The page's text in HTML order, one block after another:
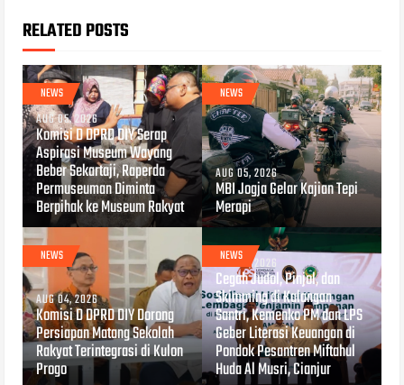
RELATED POSTS
NEWS
AUG 05, 2026
Komisi D DPRD DIY Serap
Aspirasi Museum Wayang
Beber Sekartaji, Raperda
Permuseuman Diminta
Berpihak ke Museum Rakyat
NEWS
AUG 05, 2026
MBI Jogja Gelar Kajian Tepi
Merapi
NEWS
AUG 04, 2026
Komisi D DPRD DIY Dorong
Persiapan Matang Sekolah
Rakyat Terintegrasi di Kulon
Progo
NEWS
AUG 04, 2026
Cegah Judol, Pinjol, dan
Skimming di Kalangan
Santri, Kemenko PM dan LPS
Geber Literasi Keuangan di
Pondok Pesantren Miftahul
Huda Al Musri, Cianjur